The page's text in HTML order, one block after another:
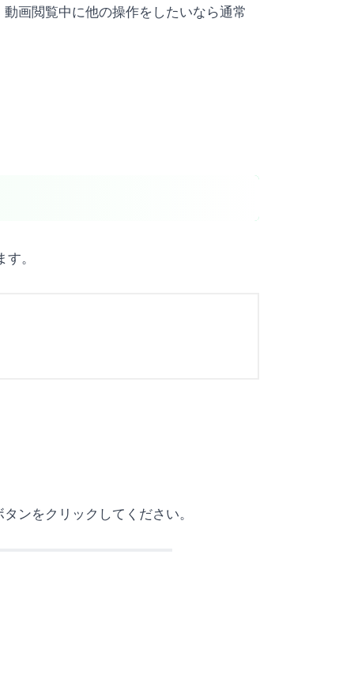
画閲覧中に他の操作をしたいなら通常
。
ンをクリックしてください。